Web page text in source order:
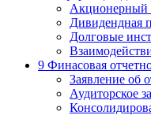
Акционерный
Дивидендная
Долговые
9 Финасовая
Заявление об
Аудиторское